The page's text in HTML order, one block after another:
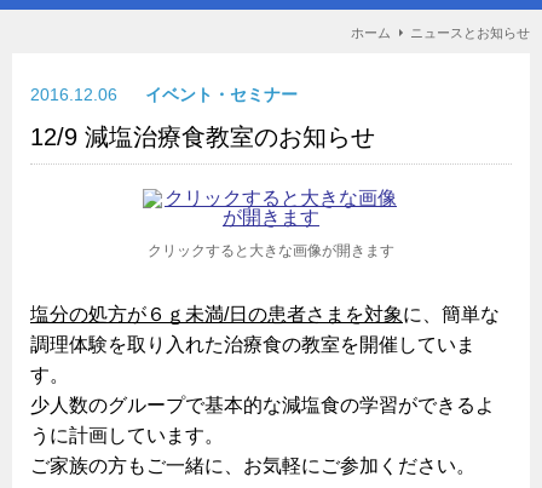
ホーム ニュースとお知らせ
2016.12.06 イベント・セミナー
12/9 減塩治療食教室のお知らせ
クリックすると大きな画像が開きます
塩分の処方が６ｇ未満/日の患者さまを対象に、簡単な
調理体験を取り入れた治療食の教室を開催していま
す。
少人数のグループで基本的な減塩食の学習ができるよ
うに計画しています。
ご家族の方もご一緒に、お気軽にご参加ください。